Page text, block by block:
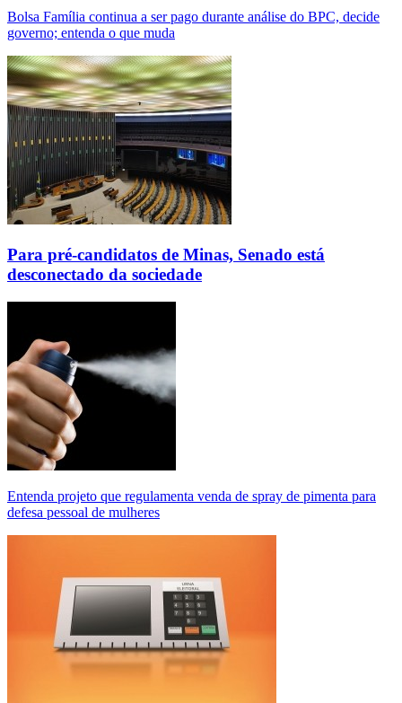
Bolsa Família continua a ser pago durante análise do BPC, decide
governo; entenda o que muda
Para pré-candidatos de Minas, Senado está
desconectado da sociedade
Entenda projeto que regulamenta venda de spray de pimenta para
defesa pessoal de mulheres